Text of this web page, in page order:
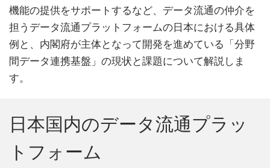
機能の提供をサポートするなど、データ流通の仲介を
担うデータ流通プラットフォームの日本における具体
例と、内閣府が主体となって開発を進めている「分野
間データ連携基盤」の現状と課題について解説しま
す。
日本国内のデータ流通プラッ
トフォーム